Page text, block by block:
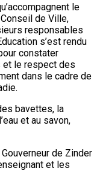
le
de Ville,
responsables
s’est rendu
constater
et le respect des
dans le cadre de
bavettes, la
et au savon,
de Zinder
et les